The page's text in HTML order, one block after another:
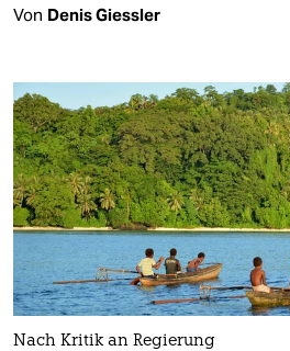
Von Denis Giessler
Nach Kritik an Regierung